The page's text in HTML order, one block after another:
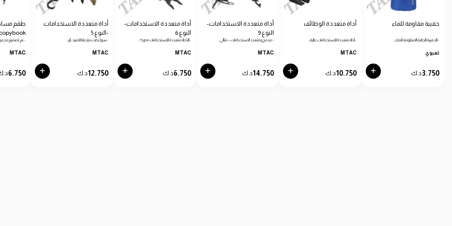
حقيبة مقاومة للماء
- الحقيبة الجافة المقاومة للماء…
تعبوي
3.750د.ك
أداة متعددة الوظائف
- أداة متعددة الاستخدامات عالية…
MTAC
10.750د.ك
أداة متعددة الاستخدامات-
النوع 9
- مدمج ومتعدد الاستخدامات – مثالي…
MTAC
14.750د.ك
أداة متعددة الاستخدامات-
النوع 6
- الأداة متعددة الاستخدامات Type…
MTAC
6.750د.ك
أداة متعددة الاستخدامات
-النوع 5
- سواء كنت متجهًا للصيد، أو…
MTAC
12.750د.ك
طقم
- تم تصميم
MTAC
6.750